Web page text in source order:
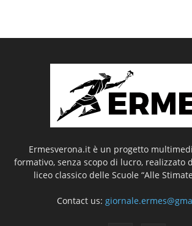
Ermesverona.it è un progetto
formativo, senza scopo di lucro, realizzato
liceo classico delle Scuole “Alle
Contact us: